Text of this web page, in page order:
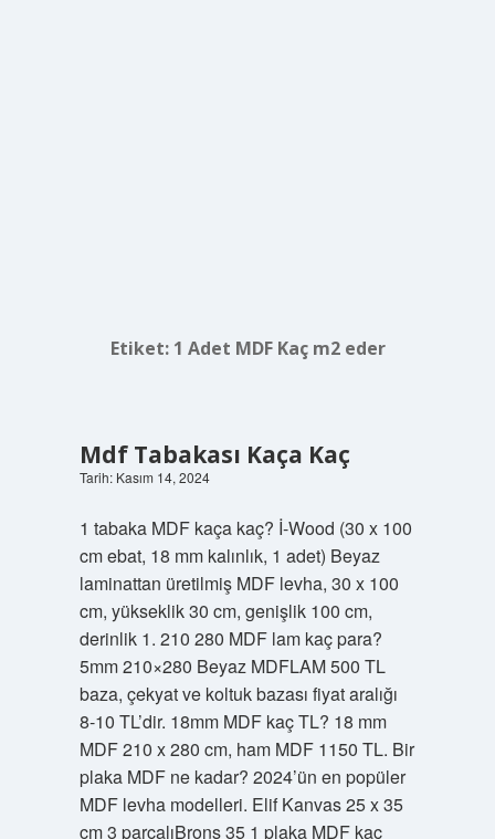
Etiket: 1 Adet MDF Kaç m2 eder
Mdf Tabakası Kaça Kaç
Tarih: Kasım 14, 2024
1 tabaka MDF kaça kaç? İ-Wood (30 x 100
cm ebat, 18 mm kalınlık, 1 adet) Beyaz
laminattan üretilmiş MDF levha, 30 x 100
cm, yükseklik 30 cm, genişlik 100 cm,
derinlik 1. 210 280 MDF lam kaç para?
5mm 210×280 Beyaz MDFLAM 500 TL
baza, çekyat ve koltuk bazası fiyat aralığı
8-10 TL’dir. 18mm MDF kaç TL? 18 mm
MDF 210 x 280 cm, ham MDF 1150 TL. Bir
plaka MDF ne kadar? 2024’ün en popüler
MDF levha modelleri. Elif Kanvas 25 x 35
cm 3 parçalıBrons 35 1 plaka MDF kaç